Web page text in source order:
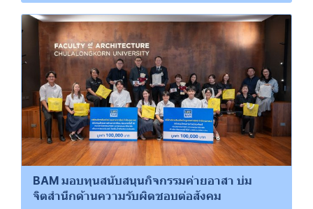
BAM มอบทุนสนับสนุนกิจกรรมค่ายอาสา บ่ม
จิตสำนึกด้านความรับผิดชอบต่อสังคม